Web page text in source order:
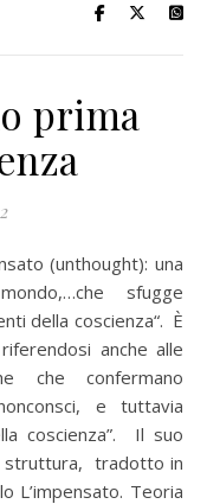
prima
sfugge
della coscienza“. È
anche alle
che confermano
e tuttavia
coscienza”. Il suo
struttura, tradotto in
L’impensato. Teoria